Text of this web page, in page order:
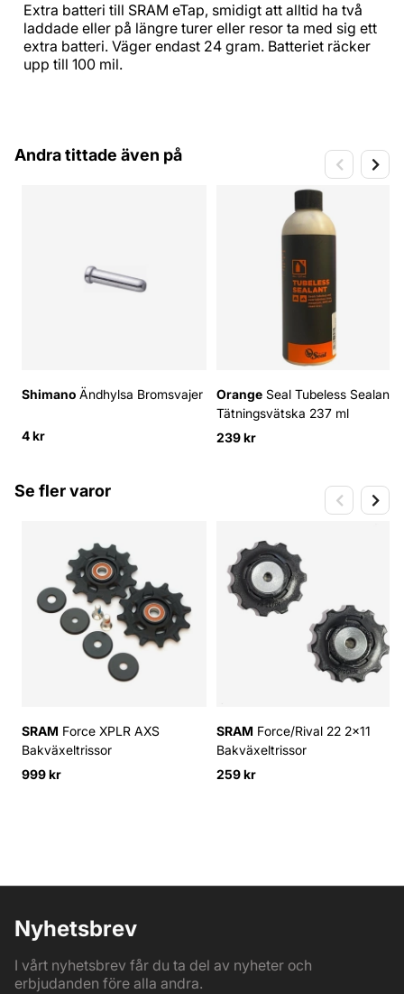
Extra batteri till SRAM eTap, smidigt att alltid ha två
laddade eller på längre turer eller resor ta med sig ett
extra batteri. Väger endast 24 gram. Batteriet räcker
upp till 100 mil.
Andra tittade även på
Shimano Ändhylsa Bromsvajer
4 kr
Orange Seal Tubeless Sealant
Tätningsvätska 237 ml
239 kr
Se fler varor
SRAM Force XPLR AXS
Bakväxeltrissor
999 kr
SRAM Force/Rival 22 2x11
Bakväxeltrissor
259 kr
Nyhetsbrev
I vårt nyhetsbrev får du ta del av nyheter och
erbjudanden före alla andra.